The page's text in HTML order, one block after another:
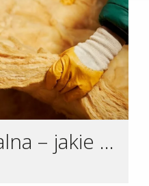
Wełna mineralna – jakie są rodzaje?